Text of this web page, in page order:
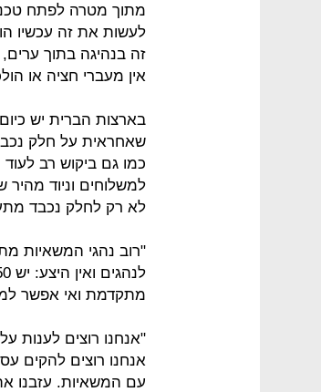
מתוך מטרה לפתח
לעשות את זה עכשיו
זה בנהיגה בתוך
אין מעברי חציה או
שאחראית על חלק
כמו גם ביקוש רב
לא רק לחלק נכבד
"רוב נהגי המשאיות
מתקדמת ואי אפשר
אנחנו רוצים להקים
עם המשאיות. עזבנו